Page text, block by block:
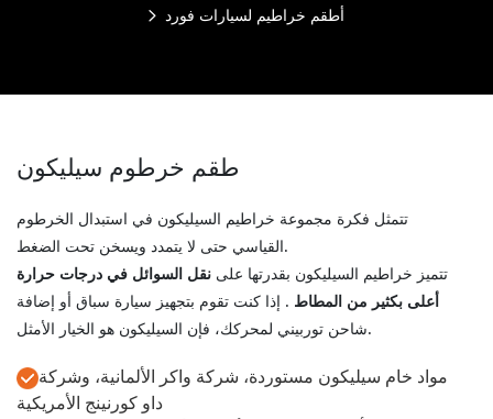
أطقم خراطيم لسيارات فورد
طقم خرطوم سيليكون
تتمثل فكرة مجموعة خراطيم السيليكون في استبدال الخرطوم
القياسي حتى لا يتمدد ويسخن تحت الضغط.
تتميز خراطيم السيليكون بقدرتها على نقل السوائل في درجات حرارة
أعلى بكثير من المطاط . إذا كنت تقوم بتجهيز سيارة سباق أو إضافة
شاحن توربيني لمحركك، فإن السيليكون هو الخيار الأمثل.
مواد خام سيليكون مستوردة، شركة واكر الألمانية، وشركة
داو كورنينج الأمريكية